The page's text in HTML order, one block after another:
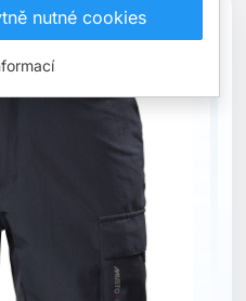
nutné cookies